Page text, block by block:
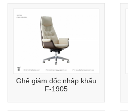
Ghế giám đốc nhập khẩu
F-1905